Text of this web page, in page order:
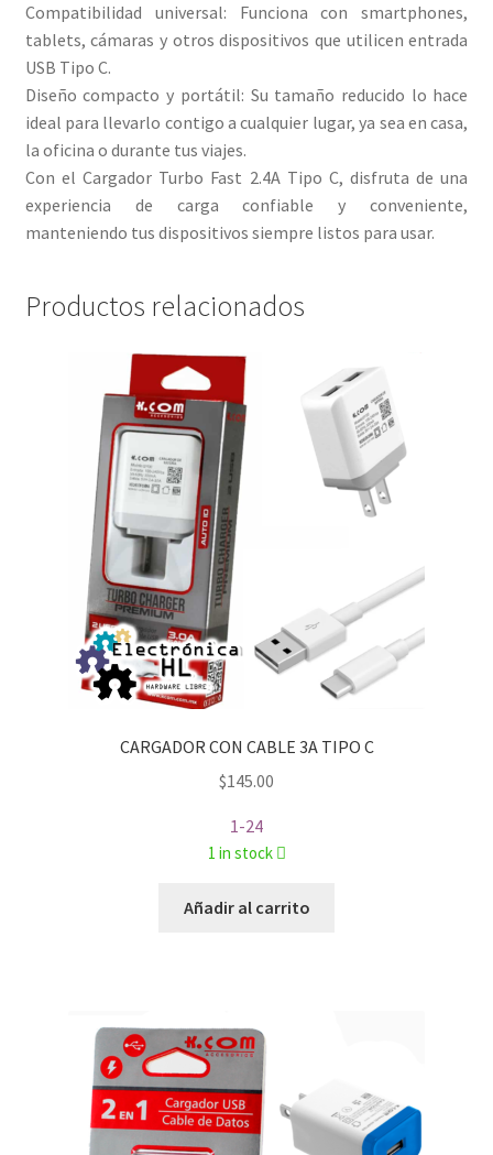
Compatibilidad universal: Funciona con smartphones,
tablets, cámaras y otros dispositivos que utilicen entrada
USB Tipo C.​
Diseño compacto y portátil: Su tamaño reducido lo hace
ideal para llevarlo contigo a cualquier lugar, ya sea en casa,
la oficina o durante tus viajes.​
Con el Cargador Turbo Fast 2.4A Tipo C, disfruta de una
experiencia de carga confiable y conveniente,
manteniendo tus dispositivos siempre listos para usar.
Productos relacionados
CARGADOR CON CABLE 3A TIPO C
$145.00
1-24
1 in stock
Añadir al carrito